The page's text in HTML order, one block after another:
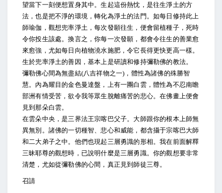
望當下一刻便想置身其中。生起這份熱忱，是往生淨土的方
法，也是把不淨的環境，轉化為淨土的法門。如每日修持此上
師瑜伽，觀想兜率淨土，每次發願往生，便會留植種子，死時
令你投生該處。換言之，你每一次發願，都會令往生的善業愈
來愈強，尤如每日向植物澆水施肥，令它長得更快更高一樣。
生於兜率淨土的善因，基本上是研讀和修持彌勒佛的教法。
彌勒佛心間為無盡結(八吉祥物之一)，體性為諸佛的殊勝智
慧。內為耀目的金色曼達盤，上有一團白雲，體性為不忍南瞻
部洲有情受苦，欲令我等眾生脫離痛苦的悲心。在佛畫上便會
見到那朵白雲。
在雲朵中央，是三界法王宗喀巴父子。大師跟你的根本上師無
異無別。諸佛的一切種智、悲心和威能，都含攝于宗喀巴大師
和二大弟子之中。他們也現起三層勇識的形相。我在前面解釋
三昧耶尊的觀想時，已說明什麼是三層勇識。你的觀想要非常
清楚，尤如從彌勒佛的心間，真正見到師徒三尊。
召請